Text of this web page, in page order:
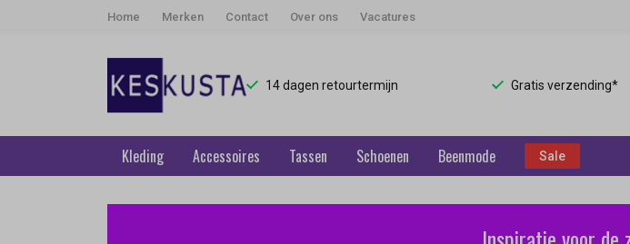
Home Merken Contact Over ons Vacatures
14 dagen retourtermijn Gratis verzending*
Kleding Accessoires Tassen Schoenen Beenmode Sale
3/4